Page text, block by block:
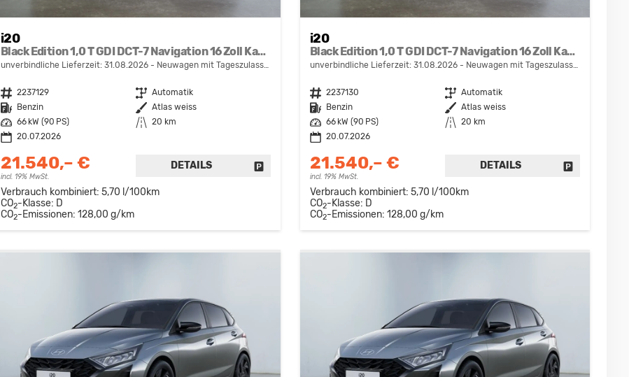
i20
Black Edition 1,0 T GDI DCT-7 Navigation 16 Zoll Kamera PDC Sitzheizung
unverbindliche Lieferzeit: 31.08.2026 Neuwagen mit Tageszulassung
Fahrzeugnr. 2237129 Getriebe Automatik
Kraftstoff
Benzin Außenfarbe Atlas weiss
Leistung
66 kW (90 PS) Kilometerstand
20 km
20.07.2026
21.540,– €
incl. 19% MwSt.
DETAILS FAHRZEUG DRUCKEN, PARKEN ODER VERGLEICHEN
Verbrauch kombiniert: 5,70 l/100km
CO2-Klasse: D
CO2-Emissionen: 128,00 g/km
i20
Black Edition 1,0 T GDI DCT-7 Navigation 16 Zoll Kamera PDC Sitzheizung
unverbindliche Lieferzeit: 31.08.2026 Neuwagen mit Tageszulassung
Fahrzeugnr. 2237130 Getriebe Automatik
Kraftstoff
Benzin Außenfarbe Atlas weiss
Leistung
66 kW (90 PS) Kilometerstand
20 km
20.07.2026
21.540,– €
incl. 19% MwSt.
DETAILS FAHRZEUG
Verbrauch kombiniert: 5,70 l/100km
CO2-Klasse: D
CO2-Emissionen: 128,00 g/km